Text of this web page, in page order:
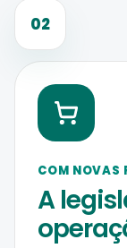
02
COM NOVAS
A